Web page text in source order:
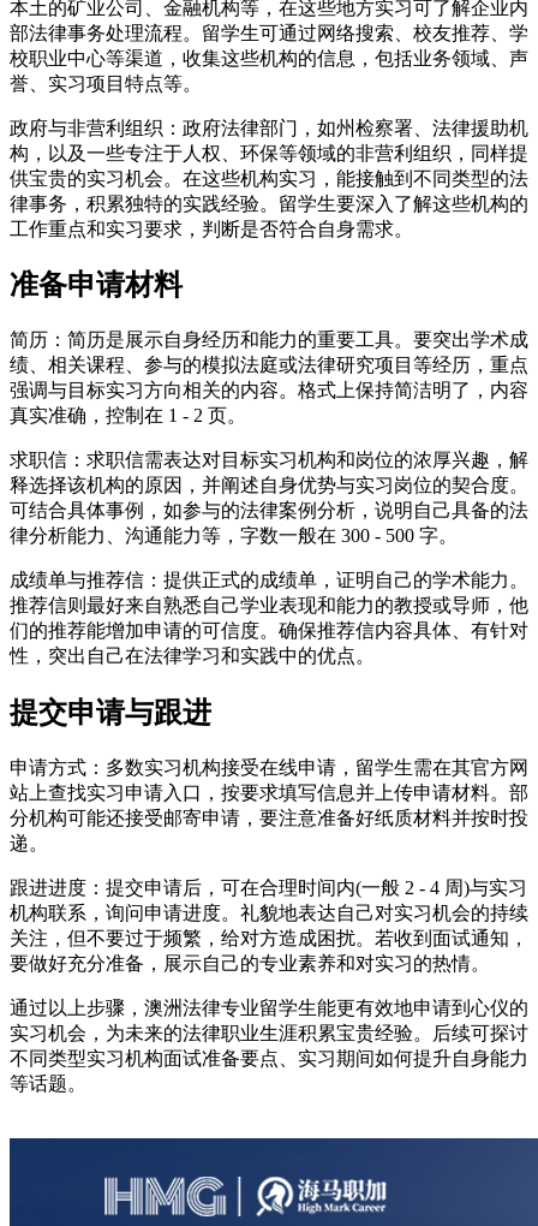
本土的矿业公司、金融机构等，在这些地方实习可了解企业内
部法律事务处理流程。留学生可通过网络搜索、校友推荐、学
校职业中心等渠道，收集这些机构的信息，包括业务领域、声
誉、实习项目特点等。
政府与非营利组织：政府法律部门，如州检察署、法律援助机
构，以及一些专注于人权、环保等领域的非营利组织，同样提
供宝贵的实习机会。在这些机构实习，能接触到不同类型的法
律事务，积累独特的实践经验。留学生要深入了解这些机构的
工作重点和实习要求，判断是否符合自身需求。
准备申请材料
简历：简历是展示自身经历和能力的重要工具。要突出学术成
绩、相关课程、参与的模拟法庭或法律研究项目等经历，重点
强调与目标实习方向相关的内容。格式上保持简洁明了，内容
真实准确，控制在 1 - 2 页。
求职信：求职信需表达对目标实习机构和岗位的浓厚兴趣，解
释选择该机构的原因，并阐述自身优势与实习岗位的契合度。
可结合具体事例，如参与的法律案例分析，说明自己具备的法
律分析能力、沟通能力等，字数一般在 300 - 500 字。
成绩单与推荐信：提供正式的成绩单，证明自己的学术能力。
推荐信则最好来自熟悉自己学业表现和能力的教授或导师，他
们的推荐能增加申请的可信度。确保推荐信内容具体、有针对
性，突出自己在法律学习和实践中的优点。
提交申请与跟进
申请方式：多数实习机构接受在线申请，留学生需在其官方网
站上查找实习申请入口，按要求填写信息并上传申请材料。部
分机构可能还接受邮寄申请，要注意准备好纸质材料并按时投
递。
跟进进度：提交申请后，可在合理时间内(一般 2 - 4 周)与实习
机构联系，询问申请进度。礼貌地表达自己对实习机会的持续
关注，但不要过于频繁，给对方造成困扰。若收到面试通知，
要做好充分准备，展示自己的专业素养和对实习的热情。
通过以上步骤，澳洲法律专业留学生能更有效地申请到心仪的
实习机会，为未来的法律职业生涯积累宝贵经验。后续可探讨
不同类型实习机构面试准备要点、实习期间如何提升自身能力
等话题。